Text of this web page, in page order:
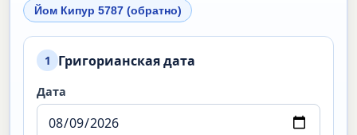
Йом Кипур 5787 (обратно)
1 Григорианская дата
Дата